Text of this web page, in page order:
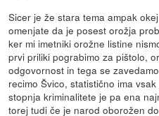
Sicer je že stara tema ampak
omenjate da je posest orožja
ker mi imetniki orožne listine
prvi priliki pograbimo za pištolo,
odgovornost in tega se
recimo Švico, statistično ima
stopnja kriminalitete je pa ena
torej tudi če je narod oborožen